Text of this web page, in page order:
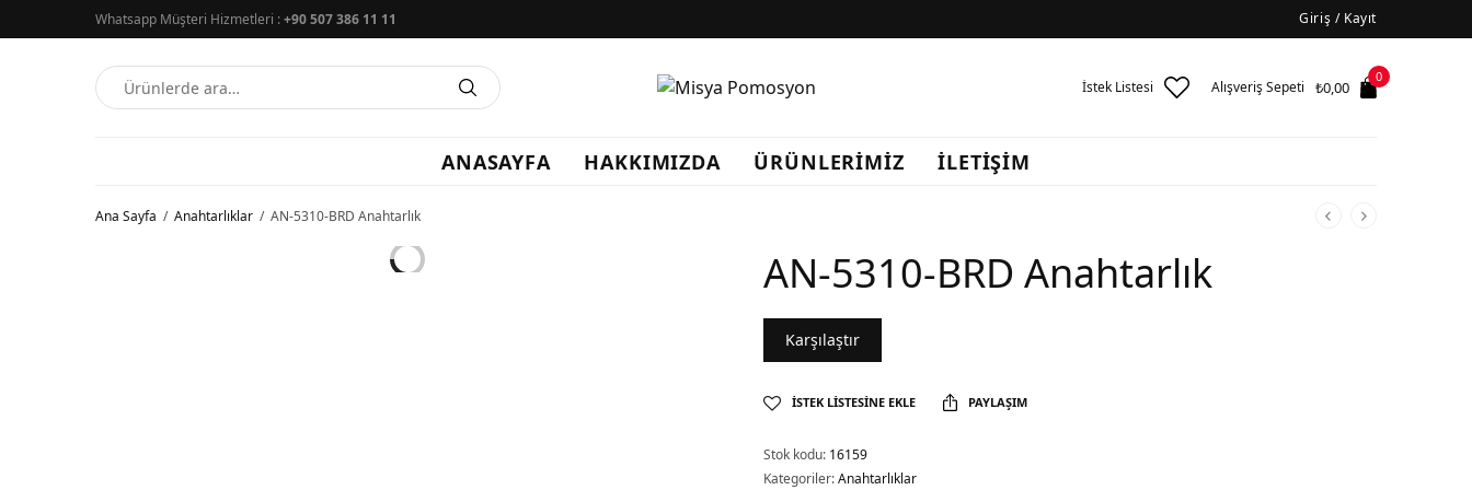
Whatsapp Müşteri Hizmetleri :+90 507 386 11 11 Giriş / Kayıt
İstek Listesi Alışveriş Sepeti ₺0,00
0
ANASAYFA HAKKIMIZDA ÜRÜNLERİMİZ İLETİŞİM
Ana Sayfa / Anahtarlıklar / AN-5310-BRD Anahtarlık
AN-5310-BRD Anahtarlık
Karşılaştır
İSTEK LISTESINE EKLE PAYLAŞIM
Stok kodu: 16159
Kategoriler:Anahtarlıklar